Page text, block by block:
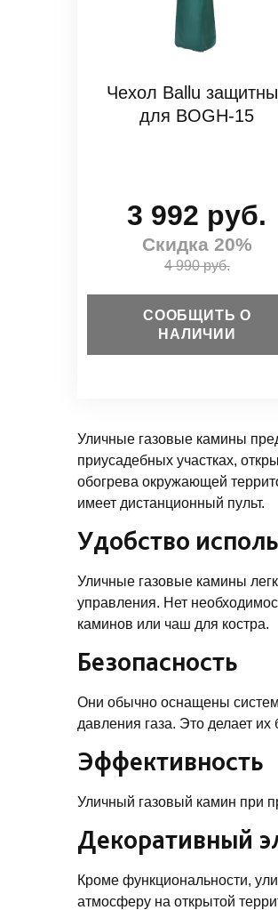
Чехол Ballu
для BOGH-15
3 992 руб.
Скидка 20%
4 990 руб.
СООБЩИТЬ О
НАЛИЧИИ
Уличные газовые камины
приусадебных участках,
обогрева окружающей
имеет дистанционный пульт.
Удобство
Уличные газовые камины
управления. Нет
каминов или чаш для костра.
Безопасность
Они обычно оснащены
давления газа. Это делает
Эффективность
Уличный газовый камин при
Декоративный
Кроме функциональности,
атмосферу на открытой